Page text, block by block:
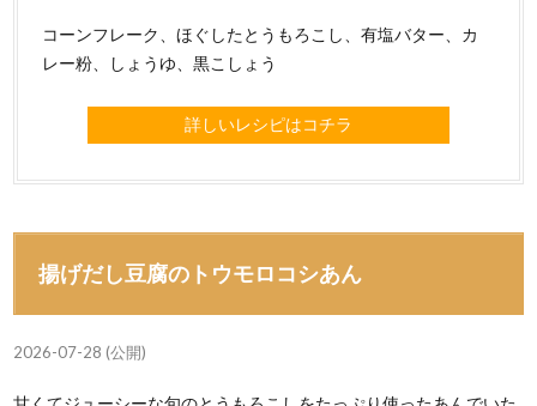
コーンフレーク、ほぐしたとうもろこし、有塩バター、カ
レー粉、しょうゆ、黒こしょう
詳しいレシピはコチラ
揚げだし豆腐のトウモロコシあん
2026-07-28 (公開)